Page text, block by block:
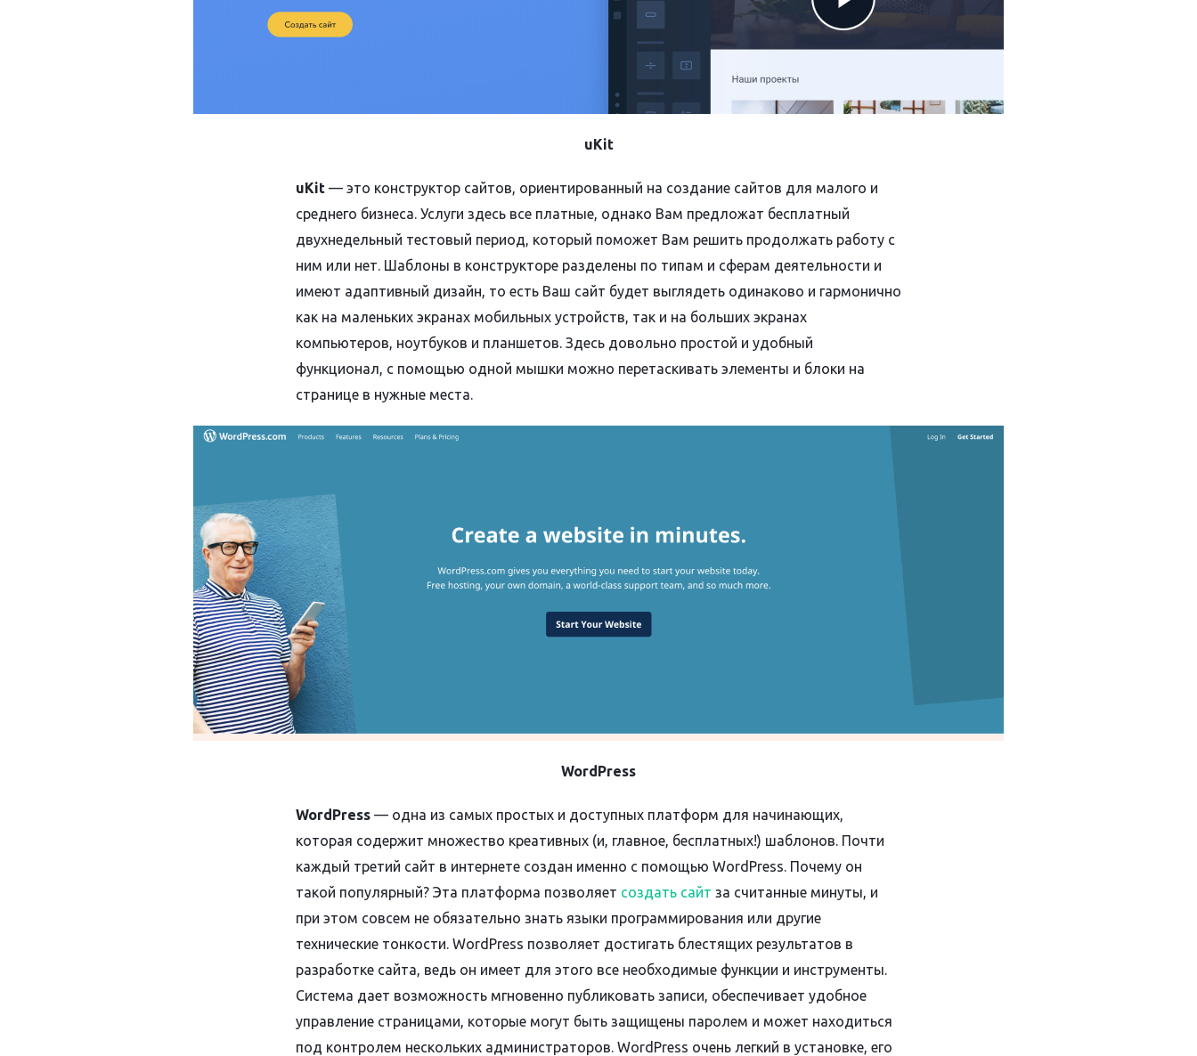
uKit
uKit — это конструктор сайтов, ориентированный на создание сайтов для малого и
среднего бизнеса. Услуги здесь все платные, однако Вам предложат бесплатный
двухнедельный тестовый период, который поможет Вам решить продолжать работу с
ним или нет. Шаблоны в конструкторе разделены по типам и сферам деятельности и
имеют адаптивный дизайн, то есть Ваш сайт будет выглядеть одинаково и гармонично
как на маленьких экранах мобильных устройств, так и на больших экранах
компьютеров, ноутбуков и планшетов. Здесь довольно простой и удобный
функционал, с помощью одной мышки можно перетаскивать элементы и блоки на
странице в нужные места.
WordPress
WordPress — одна из самых простых и доступных платформ для начинающих,
которая содержит множество креативных (и, главное, бесплатных!) шаблонов. Почти
каждый третий сайт в интернете создан именно с помощью WordPress. Почему он
такой популярный? Эта платформа позволяет создать сайт за считанные минуты, и
при этом совсем не обязательно знать языки программирования или другие
технические тонкости. WordPress позволяет достигать блестящих результатов в
разработке сайта, ведь он имеет для этого все необходимые функции и инструменты.
Система дает возможность мгновенно публиковать записи, обеспечивает удобное
управление страницами, которые могут быть защищены паролем и может находиться
под контролем нескольких администраторов. WordPress очень легкий в установке, его